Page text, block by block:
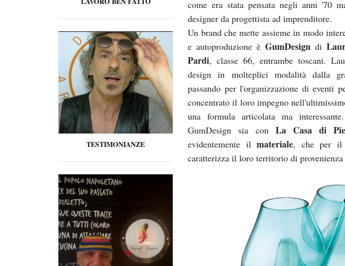
TESTIMONIANZE
come era stata pensata negli anni '70
designer da progettista ad imprenditore.
Un brand che mette assieme in modo
e autoproduzione èGumDesign di
Pardi, classe 66, entrambe toscani.
design in molteplici modalità dalla
passando per l'organizzazione di eventi
concentrato il loro impegno
una formula articolata ma
GumDesign sia conLa Casa di
evidentemente ilmateriale, che per il
caratterizza il loro territorio di